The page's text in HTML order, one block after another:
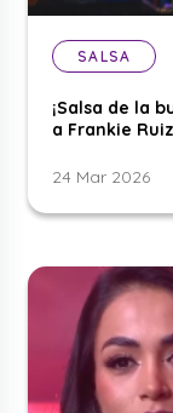
SALSA
¡Salsa de la
a Frankie
24 Mar 2026